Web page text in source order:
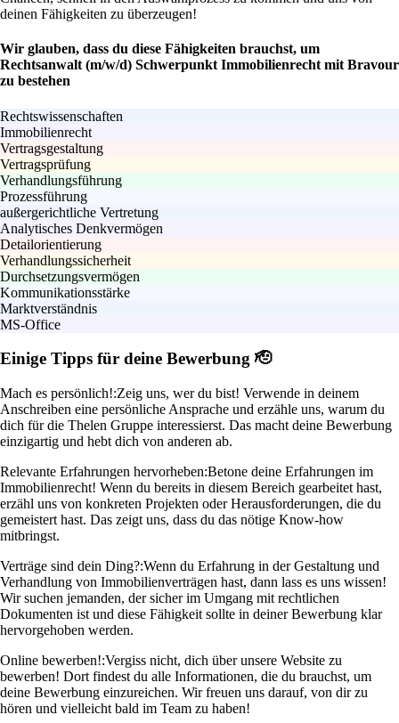
deinen Fähigkeiten zu überzeugen!
Wir glauben, dass du diese Fähigkeiten brauchst, um
Rechtsanwalt (m/w/d) Schwerpunkt Immobilienrecht mit Bravour
zu bestehen
Rechtswissenschaften
Immobilienrecht
Vertragsgestaltung
Vertragsprüfung
Verhandlungsführung
Prozessführung
außergerichtliche Vertretung
Analytisches Denkvermögen
Detailorientierung
Verhandlungssicherheit
Durchsetzungsvermögen
Kommunikationsstärke
Marktverständnis
MS-Office
Einige Tipps für deine Bewerbung 🫡
Mach es persönlich!:Zeig uns, wer du bist! Verwende in deinem
Anschreiben eine persönliche Ansprache und erzähle uns, warum du
dich für die Thelen Gruppe interessierst. Das macht deine Bewerbung
einzigartig und hebt dich von anderen ab.
Relevante Erfahrungen hervorheben:Betone deine Erfahrungen im
Immobilienrecht! Wenn du bereits in diesem Bereich gearbeitet hast,
erzähl uns von konkreten Projekten oder Herausforderungen, die du
gemeistert hast. Das zeigt uns, dass du das nötige Know-how
mitbringst.
Verträge sind dein Ding?:Wenn du Erfahrung in der Gestaltung und
Verhandlung von Immobilienverträgen hast, dann lass es uns wissen!
Wir suchen jemanden, der sicher im Umgang mit rechtlichen
Dokumenten ist und diese Fähigkeit sollte in deiner Bewerbung klar
hervorgehoben werden.
Online bewerben!:Vergiss nicht, dich über unsere Website zu
bewerben! Dort findest du alle Informationen, die du brauchst, um
deine Bewerbung einzureichen. Wir freuen uns darauf, von dir zu
hören und vielleicht bald im Team zu haben!